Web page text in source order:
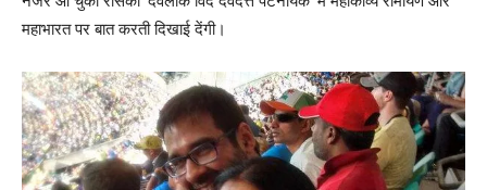
महाभारत पर बात करती दिखाई देंगी।